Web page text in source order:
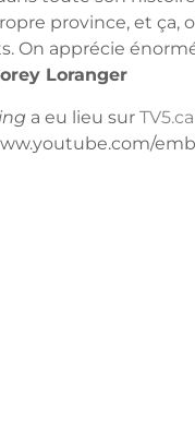
province, et
On apprécie
Loranger
a eu lieu sur TV5.ca